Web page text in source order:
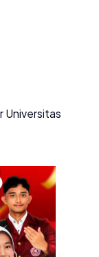
Universitas